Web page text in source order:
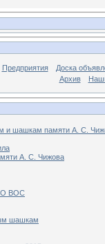
Предприятия
Доска
Архив
и шашкам памяти А. С.
А. С. Чижова
ВОС
шашкам